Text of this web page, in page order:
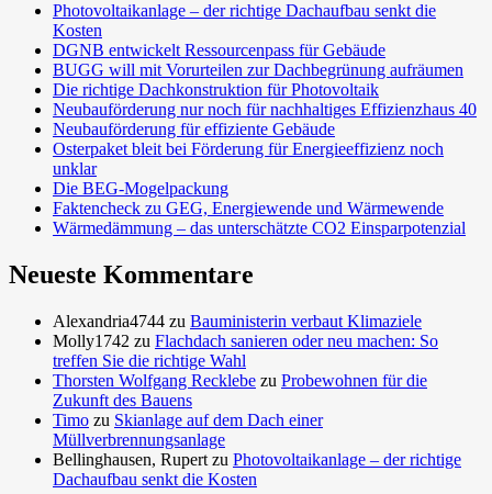
Photovoltaikanlage – der richtige Dachaufbau senkt die
Kosten
DGNB entwickelt Ressourcenpass für Gebäude
BUGG will mit Vorurteilen zur Dachbegrünung aufräumen
Die richtige Dachkonstruktion für Photovoltaik
Neubauförderung nur noch für nachhaltiges Effizienzhaus 40
Neubauförderung für effiziente Gebäude
Osterpaket bleit bei Förderung für Energieeffizienz noch
unklar
Die BEG-Mogelpackung
Faktencheck zu GEG, Energiewende und Wärmewende
Wärmedämmung – das unterschätzte CO2 Einsparpotenzial
Neueste Kommentare
Alexandria4744 zu Bauministerin verbaut Klimaziele
Molly1742 zu Flachdach sanieren oder neu machen: So
treffen Sie die richtige Wahl
Thorsten Wolfgang Recklebe zu Probewohnen für die
Zukunft des Bauens
Timo zu Skianlage auf dem Dach einer
Müllverbrennungsanlage
Bellinghausen, Rupert zu Photovoltaikanlage – der richtige
Dachaufbau senkt die Kosten